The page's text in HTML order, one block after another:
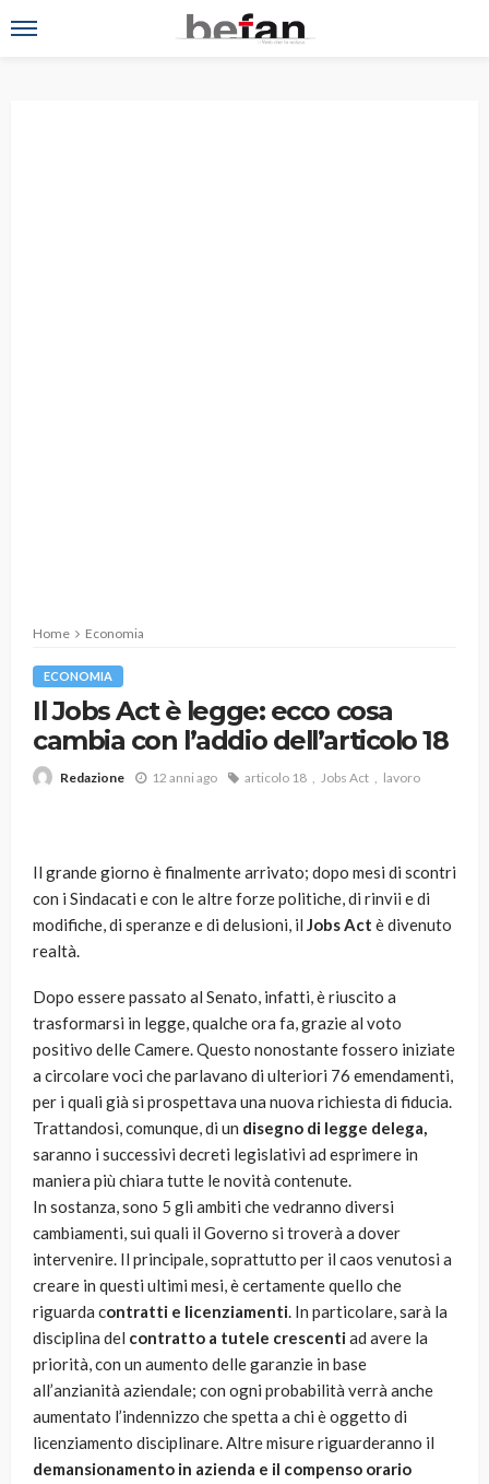
Home Economia
ECONOMIA
Il Jobs Act è legge: ecco cosa
cambia con l’addio dell’articolo 18
Redazione 12 anni ago articolo 18 Jobs Act lavoro
Il grande giorno è finalmente arrivato; dopo mesi di scontri
con i Sindacati e con le altre forze politiche, di rinvii e di
modifiche, di speranze e di delusioni, il Jobs Act è divenuto
realtà.
Dopo essere passato al Senato, infatti, è riuscito a
trasformarsi in legge, qualche ora fa, grazie al voto
positivo delle Camere. Questo nonostante fossero iniziate
a circolare voci che parlavano di ulteriori 76 emendamenti,
per i quali già si prospettava una nuova richiesta di fiducia.
Trattandosi, comunque, di un disegno di legge delega,
saranno i successivi decreti legislativi ad esprimere in
maniera più chiara tutte le novità contenute.
In sostanza, sono 5 gli ambiti che vedranno diversi
cambiamenti, sui quali il Governo si troverà a dover
intervenire. Il principale, soprattutto per il caos venutosi a
creare in questi ultimi mesi, è certamente quello che
riguarda contratti e licenziamenti. In particolare, sarà la
disciplina del contratto a tutele crescentiad avere la
priorità, con un aumento delle garanzie in base
all’anzianità aziendale; con ogni probabilità verrà anche
aumentato l’indennizzo che spetta a chi è oggetto di
licenziamento disciplinare. Altre misure riguarderanno il
demansionamento in azienda e il compenso orario